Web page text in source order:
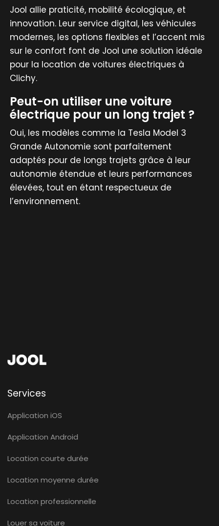
Jool allie praticité, mobilité écologique, et
innovation. Leur service digital, les véhicules
modernes, les options flexibles et l’accent mis
sur le confort font de Jool une solution idéale
pour la location de voitures électriques à
Clichy.
Peut-on utiliser une voiture
électrique pour un long trajet ?
Oui, les modèles comme la Tesla Model 3
Grande Autonomie sont parfaitement
adaptés pour de longs trajets grâce à leur
autonomie étendue et leurs performances
élevées, tout en étant respectueux de
l’environnement.
Services
Application iOS
Application Android
Location courte durée
Location moyenne durée
Location professionnelle
Louer sa voiture